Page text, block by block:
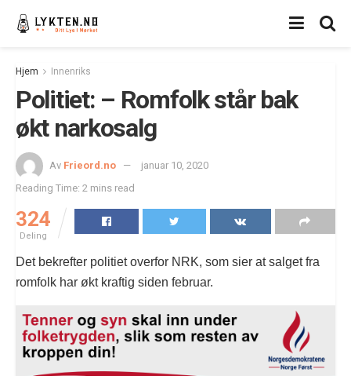
Hjem Innenriks
Politiet: – Romfolk står bak
økt narkosalg
Av Frieord.no
januar 10, 2020
Reading Time: 2 mins read
324
Deling
Det bekrefter politiet overfor NRK, som sier at salget fra
romfolk har økt kraftig siden februar.